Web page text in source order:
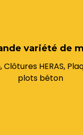
variété de
HERAS,
plots béton